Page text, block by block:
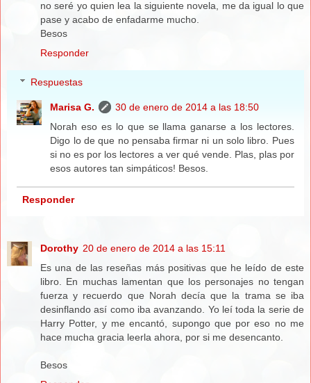
no seré yo quien lea la siguiente novela, me da igual lo que
pase y acabo de enfadarme mucho.
Besos
Responder
Respuestas
Marisa G.
30 de enero de 2014 a las 18:50
Norah eso es lo que se llama ganarse a los lectores.
Digo lo de que no pensaba firmar ni un solo libro. Pues
si no es por los lectores a ver qué vende. Plas, plas por
esos autores tan simpáticos! Besos.
Responder
Dorothy 20 de enero de 2014 a las 15:11
Es una de las reseñas más positivas que he leído de este
libro. En muchas lamentan que los personajes no tengan
fuerza y recuerdo que Norah decía que la trama se iba
desinflando así como iba avanzando. Yo leí toda la serie de
Harry Potter, y me encantó, supongo que por eso no me
hace mucha gracia leerla ahora, por si me desencanto.
Besos